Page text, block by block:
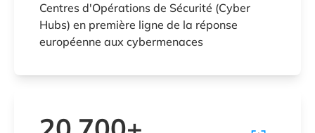
Centres d'Opérations de Sécurité (Cyber
Hubs) en première ligne de la réponse
européenne aux cybermenaces